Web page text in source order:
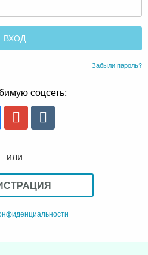
Забыли пароль?
соцсеть:
или